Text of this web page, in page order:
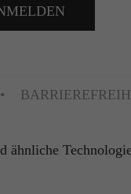
ähnliche